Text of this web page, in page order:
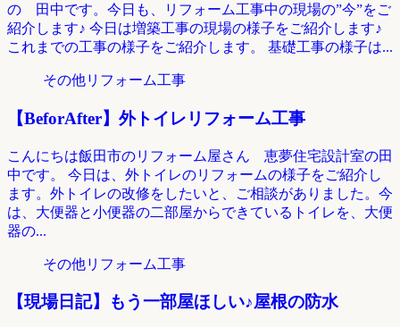
の 田中です。今日も、リフォーム工事中の現場の”今”をご
紹介します♪ 今日は増築工事の現場の様子をご紹介します♪
これまでの工事の様子をご紹介します。 基礎工事の様子は...
その他リフォーム工事
【BeforAfter】外トイレリフォーム工事
こんにちは飯田市のリフォーム屋さん 恵夢住宅設計室の田
中です。 今日は、外トイレのリフォームの様子をご紹介し
ます。外トイレの改修をしたいと、ご相談がありました。今
は、大便器と小便器の二部屋からできているトイレを、大便
器の...
その他リフォーム工事
【現場日記】もう一部屋ほしい♪屋根の防水